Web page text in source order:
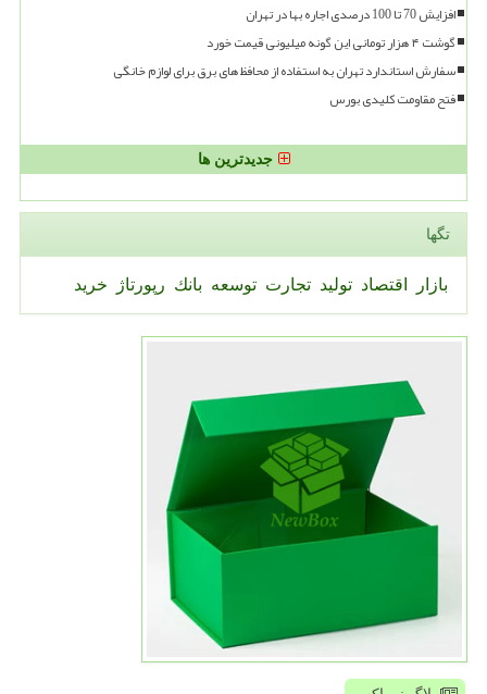
افزایش 70 تا 100 درصدی اجاره بها در تهران
گوشت ۴ هزار تومانی این گونه میلیونی قیمت خورد
سفارش استاندارد تهران به استفاده از محافظ های برق برای لوازم خانگی
فتح مقاومت کلیدی بورس
جدیدترین ها
تگها
بازار اقتصاد تولید تجارت توسعه بانك رپورتاژ خرید